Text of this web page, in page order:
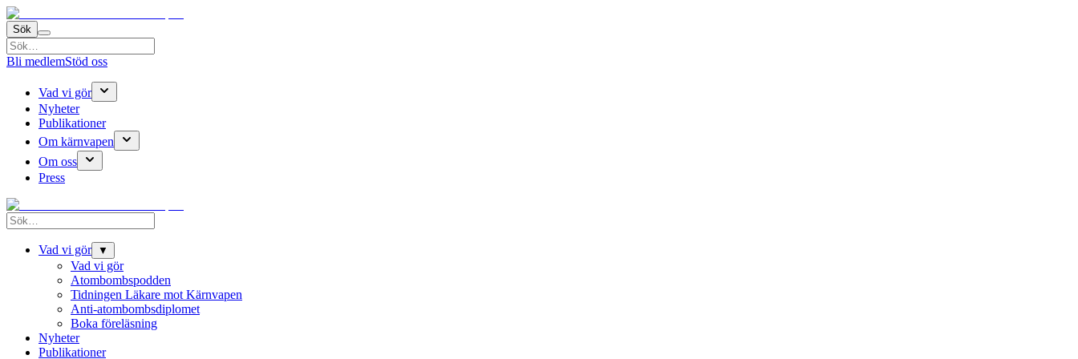
Sök
Bli medlemStöd oss
Vad vi gör
Nyheter
Publikationer
Om kärnvapen
Om oss
Press
Vad vi gör ▼
Vad vi gör
Atombombspodden
Tidningen Läkare mot Kärnvapen
Anti-atombombsdiplomet
Boka föreläsning
Nyheter
Publikationer